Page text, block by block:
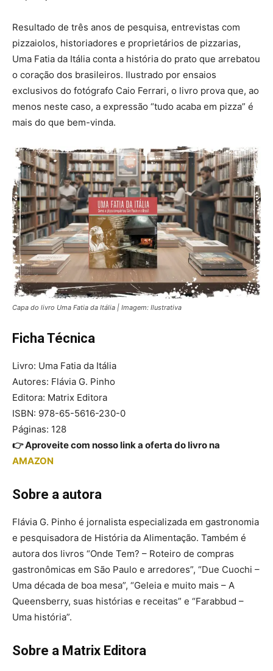
Resultado de três anos de pesquisa, entrevistas com
pizzaiolos, historiadores e proprietários de pizzarias,
Uma Fatia da Itália conta a história do prato que arrebatou
o coração dos brasileiros. Ilustrado por ensaios
exclusivos do fotógrafo Caio Ferrari, o livro prova que, ao
menos neste caso, a expressão “tudo acaba em pizza” é
mais do que bem-vinda.
Capa do livro Uma Fatia da Itália | Imagem: Ilustrativa
Ficha Técnica
Livro: Uma Fatia da Itália
Autores: Flávia G. Pinho
Editora: Matrix Editora
ISBN: 978-65-5616-230-0
Páginas: 128
👉 Aproveite com nosso link a oferta do livro na
AMAZON
Sobre a autora
Flávia G. Pinho é jornalista especializada em gastronomia
e pesquisadora de História da Alimentação. Também é
autora dos livros “Onde Tem? – Roteiro de compras
gastronômicas em São Paulo e arredores”, “Due Cuochi –
Uma década de boa mesa”, “Geleia e muito mais – A
Queensberry, suas histórias e receitas” e “Farabbud –
Uma história”.
Sobre a Matrix Editora